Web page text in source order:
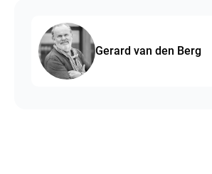
Gerard van den Berg